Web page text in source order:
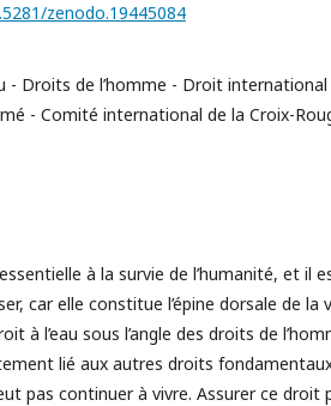
zenodo.19445084
- Droits de l’homme - Droit international
- Comité international de la Croix-
à la survie de l’humanité, et il
car elle constitue l’épine dorsale de la
à l’eau sous l’angle des droits de
lié aux autres droits
pas continuer à vivre. Assurer ce droit